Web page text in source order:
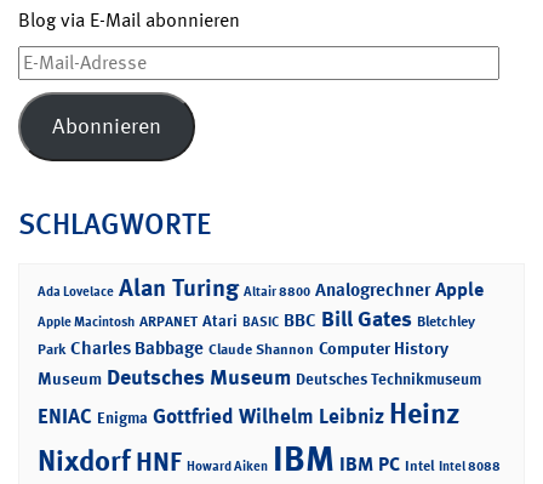
Blog via E-Mail abonnieren
E-
Mail-
Adresse
Abonnieren
SCHLAGWORTE
Ada Lovelace Alan Turing Altair 8800 Analogrechner Apple
Apple Macintosh ARPANET Atari BASIC BBC Bill Gates Bletchley
Park Charles Babbage Claude Shannon Computer History
Museum Deutsches Museum Deutsches Technikmuseum
ENIAC Enigma Gottfried Wilhelm Leibniz Heinz
NixdorfHNF Howard Aiken IBM IBM PC Intel Intel 8088